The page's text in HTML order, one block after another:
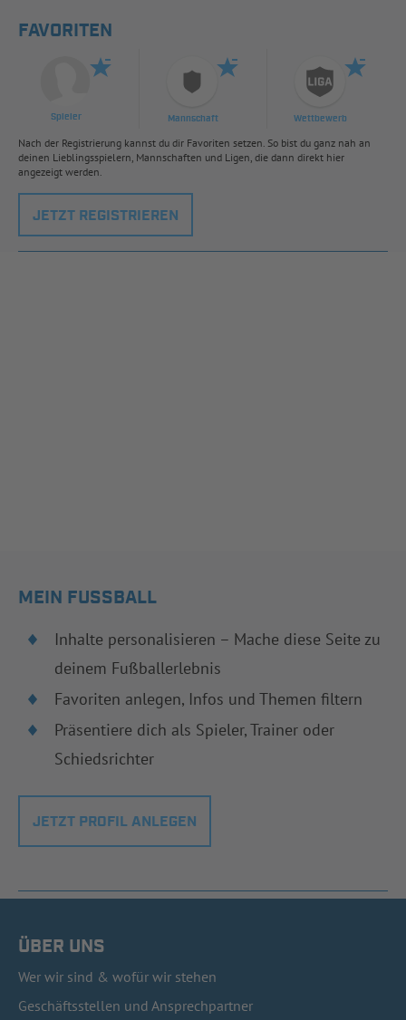
FAVORITEN
Spieler Mannschaft Wettbewerb
Nach der Registrierung kannst du dir Favoriten setzen. So bist du ganz nah an
deinen Lieblingsspielern, Mannschaften und Ligen, die dann direkt hier
angezeigt werden.
JETZT REGISTRIEREN
MEIN FUSSBALL
Inhalte personalisieren – Mache diese Seite zu
deinem Fußballerlebnis
Favoriten anlegen, Infos und Themen filtern
Präsentiere dich als Spieler, Trainer oder
Schiedsrichter
JETZT PROFIL ANLEGEN
ÜBER UNS
Wer wir sind & wofür wir stehen
Geschäftsstellen und Ansprechpartner